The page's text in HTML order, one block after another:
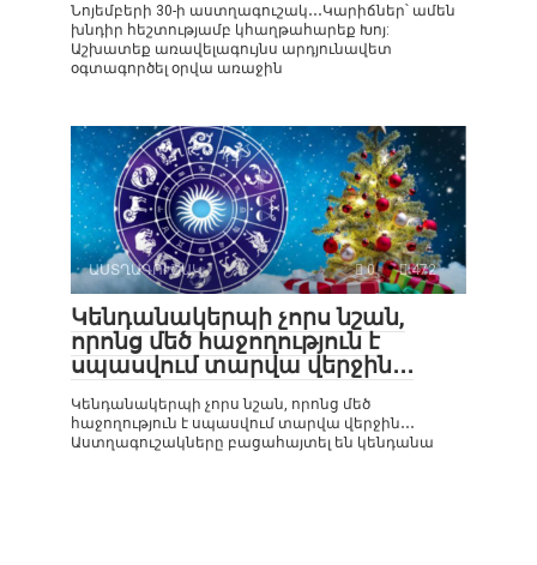
Նոյեմբերի 30-ի աստղագուշակ․․․Կարիճներ՝ ամեն
խնդիր հեշտությամբ կհաղթահարեք Խոյ:
Աշխատեք առավելագույնս արդյունավետ
օգտագործել օրվա առաջին
ԱՍՏՂԱԳՈՒՇԱԿ 0 472
Կենդանակերպի չորս նշան,
որոնց մեծ հաջողություն է
սպասվում տարվա վերջին․․․
Կենդանակերպի չորս նշան, որոնց մեծ
հաջողություն է սպասվում տարվա վերջին․․․
Աստղագուշակները բացահայտել են կենդանա